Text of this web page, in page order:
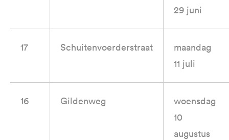
29 juni
17 Schuitenvoerderstraat
maandag
11 juli
16 Gildenweg
woensdag
10
augustus